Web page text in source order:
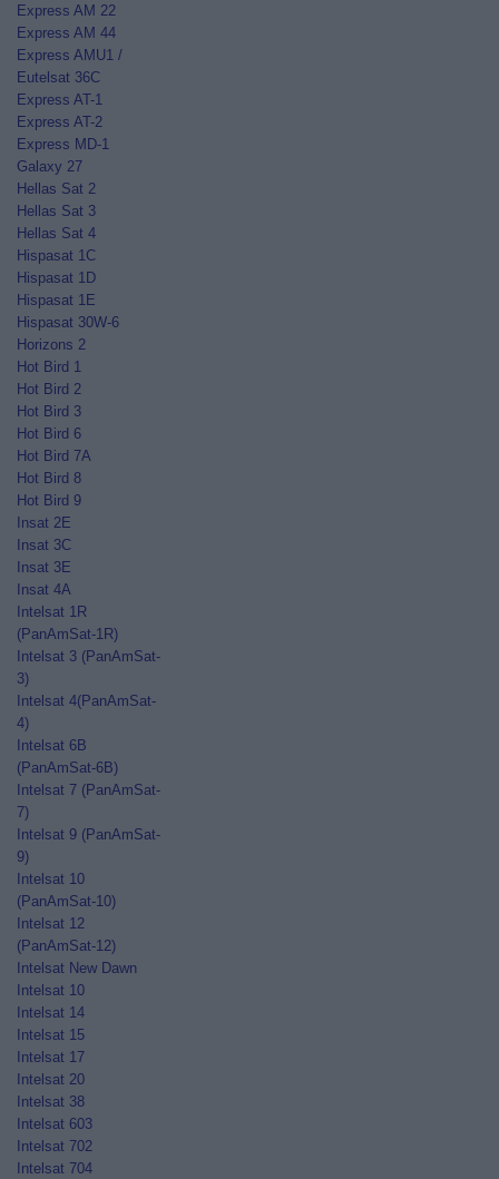
Express AM 22
Express AM 44
Express AMU1 /
Eutelsat 36C
Express AT-1
Express AT-2
Express MD-1
Galaxy 27
Hellas Sat 2
Hellas Sat 3
Hellas Sat 4
Hispasat 1C
Hispasat 1D
Hispasat 1E
Hispasat 30W-6
Horizons 2
Hot Bird 1
Hot Bird 2
Hot Bird 3
Hot Bird 6
Hot Bird 7A
Hot Bird 8
Hot Bird 9
Insat 2E
Insat 3C
Insat 3E
Insat 4A
Intelsat 1R
(PanAmSat-1R)
Intelsat 3 (PanAmSat-
3)
Intelsat 4(PanAmSat-
4)
Intelsat 6B
(PanAmSat-6B)
Intelsat 7 (PanAmSat-
7)
Intelsat 9 (PanAmSat-
9)
Intelsat 10
(PanAmSat-10)
Intelsat 12
(PanAmSat-12)
Intelsat New Dawn
Intelsat 10
Intelsat 14
Intelsat 15
Intelsat 17
Intelsat 20
Intelsat 38
Intelsat 603
Intelsat 702
Intelsat 704